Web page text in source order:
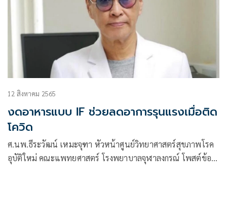
12 สิงหาคม 2565
งดอาหารแบบ IF ช่วยลดอาการรุนแรงเมื่อติด
โควิด
ศ.นพ.ธีระวัฒน์ เหมะจุฑา หัวหน้าศูนย์วิทยาศาสตร์สุขภาพโรค
อุบัติใหม่ คณะแพทยศาสตร์ โรงพยาบาลจุฬาลงกรณ์ โพสต์ข้อ